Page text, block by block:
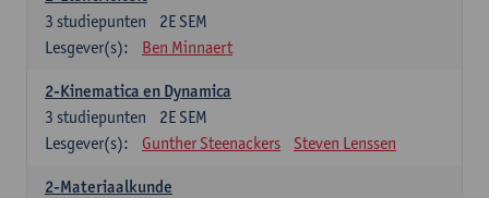
2E SEM
3 studiepunten
Lesgever(s):
Ben Minnaert
2-Kinematica en Dynamica
2E SEM
3 studiepunten
Lesgever(s):
Gunther Steenackers Steven Lenssen
2-Materiaalkunde